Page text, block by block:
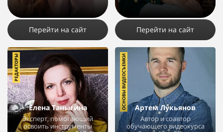
Перейти на сайт Перейти на сайт
Елена Таныгина
Эксперт, помогающий
освоить инструменты
РЕДАКТОРЫ
Артем Лукьянов
Автор и соавтор
обучающего видеокурса
ОСНОВЫ ВИДЕОСЪЕМКИ